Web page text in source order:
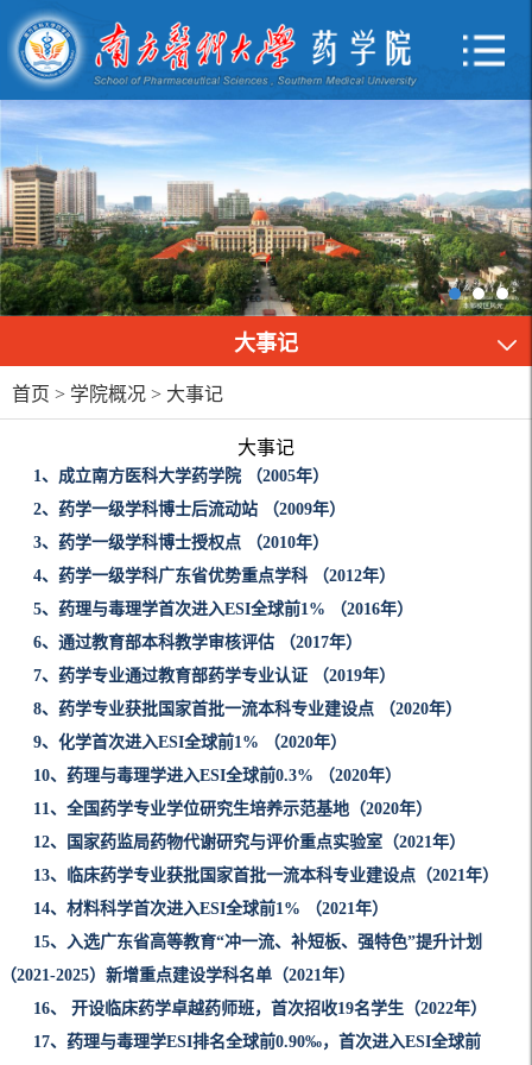
大事记
首页 > 学院概况 > 大事记
大事记
1、成立南方医科大学药学院 （2005年）
2、药学一级学科博士后流动站 （2009年）
3、药学一级学科博士授权点 （2010年）
4、药学一级学科广东省优势重点学科 （2012年）
5、药理与毒理学首次进入ESI全球前1% （2016年）
6、通过教育部本科教学审核评估 （2017年）
7、药学专业通过教育部药学专业认证 （2019年）
8、药学专业获批国家首批一流本科专业建设点 （2020年）
9、化学首次进入ESI全球前1% （2020年）
10、药理与毒理学进入ESI全球前0.3% （2020年）
11、全国药学专业学位研究生培养示范基地（2020年）
12、国家药监局药物代谢研究与评价重点实验室（2021年）
13、临床药学专业获批国家首批一流本科专业建设点（2021年）
14、材料科学首次进入ESI全球前1% （2021年）
15、入选广东省高等教育“冲一流、补短板、强特色”提升计划
（2021-2025）新增重点建设学科名单（2021年）
16、 开设临床药学卓越药师班，首次招收19名学生（2022年）
17、 药理与毒理学ESI排名全球前0.90‰，首次进入ESI全球前